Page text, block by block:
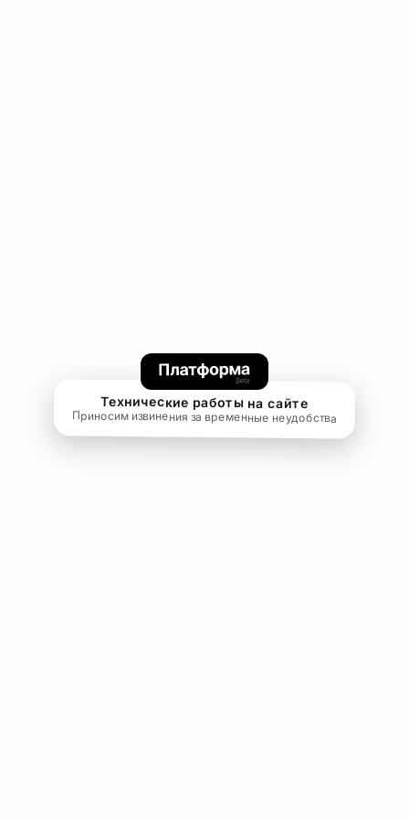
Технические работы на сайте
Приносим извинения за временные неудобства